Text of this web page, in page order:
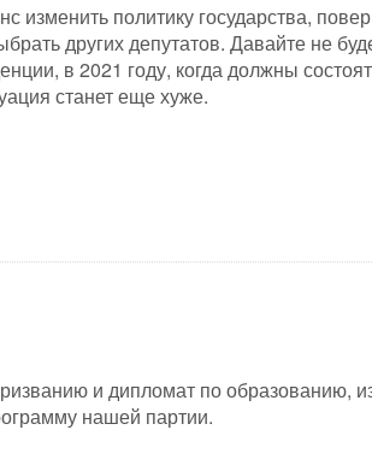
изменить политику государства,
других депутатов. Давайте не
в 2021 году, когда должны
станет еще хуже.
и дипломат по образованию,
нашей партии.